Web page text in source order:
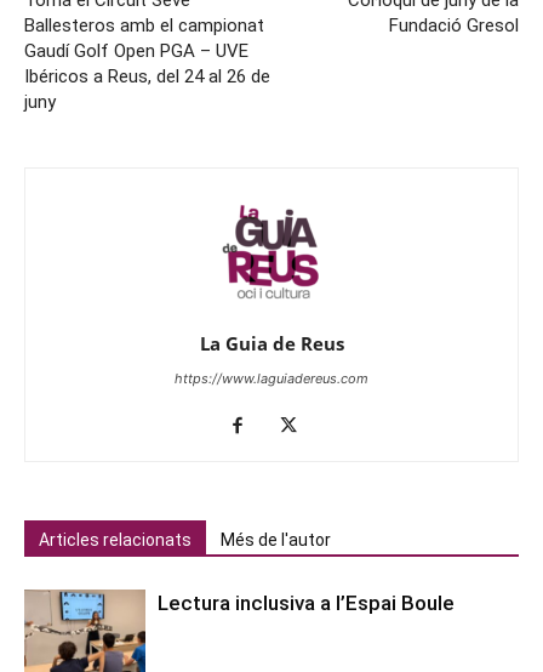
Ballesteros amb el campionat
Gaudí Golf Open PGA – UVE
Ibéricos a Reus, del 24 al 26 de
juny
Fundació Gresol
La Guia de Reus
https://www.laguiadereus.com
Articles relacionats Més de l'autor
Lectura inclusiva a l’Espai Boule